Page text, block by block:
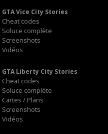
GTA Vice City Stories
Cheat codes
Soluce complète
Screenshots
Vidéos
GTA Liberty City Stories
Cheat codes
Soluce complète
Cartes / Plans
Screenshots
Vidéos